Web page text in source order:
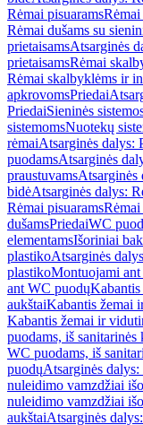
Rėmai pisuaramsRėmai
Rėmai dušams su
prietaisamsAtsarginės
prietaisamsRėmai
Rėmai skalbyklėms ir
apkrovomsPriedai
PriedaiSieninės
sistemomsNuotekų
rėmaiAtsarginės dalys:
puodamsAtsarginės
praustuvamsAtsarginės
bidėAtsarginės dalys:
Rėmai pisuaramsRėmai
dušamsPriedaiWC
elementamsIšoriniai
plastikoAtsarginės
plastikoMontuojami
ant WC puodųKabantis
aukštaiKabantis žemai
Kabantis žemai ir
puodams, iš sanitarinės
WC puodams, iš
puodųAtsarginės
nuleidimo vamzdžiai
nuleidimo vamzdžiai
aukštaiAtsarginės